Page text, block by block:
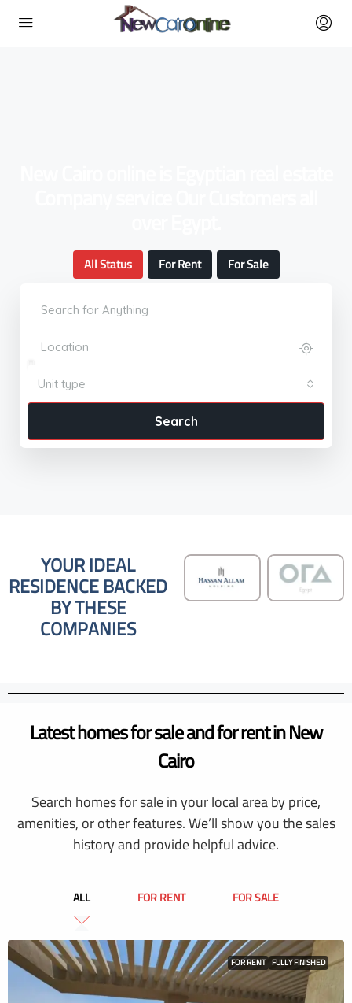
All Status For Rent For Sale
Unit type
Search
YOUR IDEAL
RESIDENCE BACKED
BY THESE
COMPANIES
Latest homes for sale and for rent in New
Cairo
Search homes for sale in your local area by price,
amenities, or other features. We’ll show you the sales
history and provide helpful advice.
ALL FOR RENT FOR SALE
FOR RENT FULLY FINISHED